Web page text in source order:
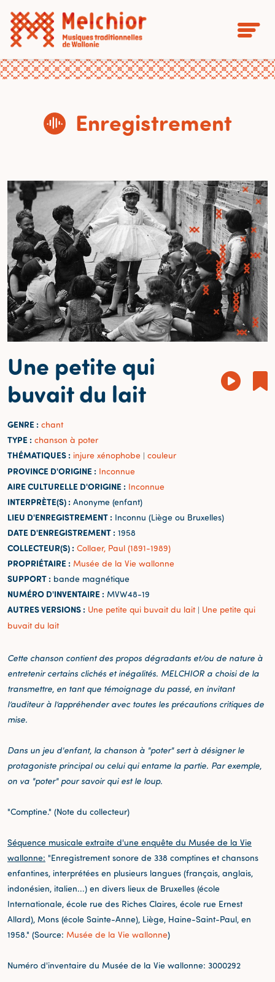
Enregistrement
Une petite qui
buvait du lait
GENRE : chant
TYPE : chanson à poter
THÉMATIQUES : injure xénophobe | couleur
PROVINCE D'ORIGINE : Inconnue
AIRE CULTURELLE D'ORIGINE : Inconnue
INTERPRÈTE(S) : Anonyme (enfant)
LIEU D'ENREGISTREMENT : Inconnu (Liège ou Bruxelles)
DATE D'ENREGISTREMENT : 1958
COLLECTEUR(S) : Collaer, Paul (1891-1989)
PROPRIÉTAIRE : Musée de la Vie wallonne
SUPPORT : bande magnétique
NUMÉRO D'INVENTAIRE : MVW48-19
AUTRES VERSIONS : Une petite qui buvait du lait | Une petite qui
buvait du lait
Cette chanson contient des propos dégradants et/ou de nature à
entretenir certains clichés et inégalités. MELCHIOR a choisi de la
transmettre, en tant que témoignage du passé, en invitant
l’auditeur à l’appréhender avec toutes les précautions critiques de
mise.
Dans un jeu d'enfant, la chanson à "poter" sert à désigner le
protagoniste principal ou celui qui entame la partie. Par exemple,
on va "poter" pour savoir qui est le loup.
"Comptine." (Note du collecteur)
Séquence musicale extraite d'une enquête du Musée de la Vie
wallonne: "Enregistrement sonore de 338 comptines et chansons
enfantines, interprétées en plusieurs langues (français, anglais,
indonésien, italien...) en divers lieux de Bruxelles (école
Internationale, école rue des Riches Claires, école rue Ernest
Allard), Mons (école Sainte-Anne), Liège, Haine-Saint-Paul, en
1958." (Source: Musée de la Vie wallonne)
Numéro d'inventaire du Musée de la Vie wallonne: 3000292